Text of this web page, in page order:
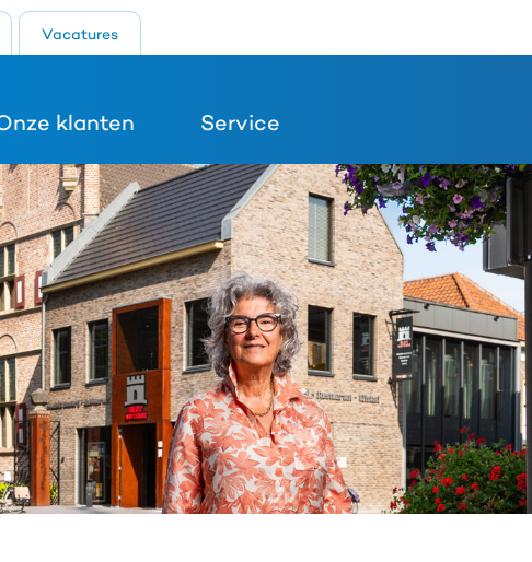
klanten Service
Vacatures